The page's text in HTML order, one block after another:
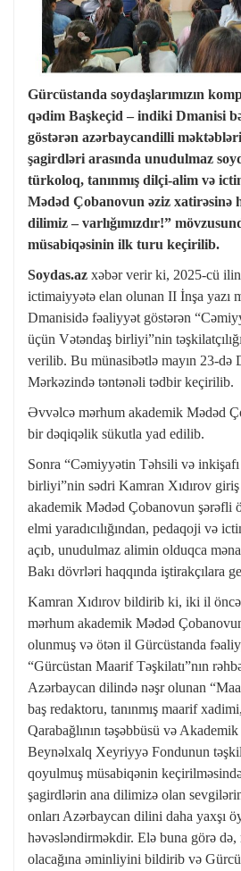
Gürcüstanda soydaşlarımızın
qədim Başkeçid – indiki Dmanisi
göstərən azərbaycandilli
şagirdləri arasında unudulmaz
türkoloq, tanınmış dilçi-alim və
Mədəd Çobanovun əziz xatirəsinə
dilimiz – varlığımızdır!”
müsabiqəsinin ilk turu keçirilib.
Soydas.az xəbər verir ki, 2025-cü ilin
ictimaiyyətə elan olunan II İnşa yazı
Dmanisidə fəaliyyət göstərən
üçün Vətəndaş birliyi”nin
verilib. Bu münasibətlə mayın 23-də
Mərkəzində təntənəli tədbir keçirilib.
Əvvəlcə mərhum akademik Mədəd
bir dəqiqəlik sükutla yad edilib.
Sonra “Cəmiyyətin Təhsili və
birliyi”nin sədri Kamran Xıdırov
akademik Mədəd Çobanovun şərəfli
elmi yaradıcılığından, pedaqoji və
açıb, unudulmaz alimin olduqca
Bakı dövrləri haqqında iştirakçılara
Kamran Xıdırov bildirib ki, iki il öncə
mərhum akademik Mədəd
olunmuş və ötən il Gürcüstanda
“Gürcüstan Maarif Təşkilatı”nın
Azərbaycan dilində nəşr olunan
baş redaktoru, tanınmış maarif
Qarabağlının təşəbbüsü və
Beynəlxalq Xeyriyyə Fondunun
qoyulmuş müsabiqənin
şagirdlərin ana dilimizə olan
onları Azərbaycan dilini daha yaxşı
həvəsləndirməkdir. Elə buna görə də,
olacağına əminliyini bildirib və